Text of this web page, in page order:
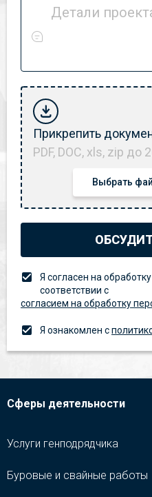
Детали
Прикрепить
PDF, DOC, xls, zip до
Выбрать
Я согласен на
соответствии с
согласием на обработку
Я ознакомлен с
Сферы деятельности
Услуги генподрядчика
Буровые и свайные работы